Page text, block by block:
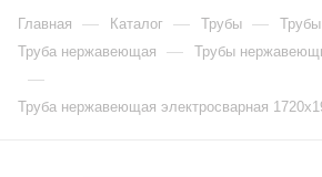
Главная — Каталог — Трубы —
Труба нержавеющая — Трубы
—
Труба нержавеющая электросварная